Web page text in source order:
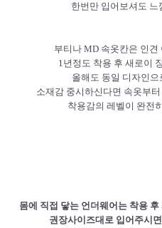
한번만 입어보셔도
부티나 MD 속옷칸은 인
1년정도 착용 후 새로이
올해도 동일 디자인
소재감 중시하신다면 속옷부
착용감의 레벨이 완전
몸에 직접 닿는 언더웨어는 착용
권장사이즈대로 입어주시